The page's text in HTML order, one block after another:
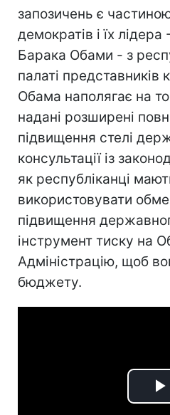
запозичень є
демократів і їх
Барака Обами - з
палаті
Обама наполягає на
надані розширені
підвищення стелі
консультації із
як республіканці
використовувати
підвищення
інструмент тиску на
Адміністрацію, щоб
бюджету.